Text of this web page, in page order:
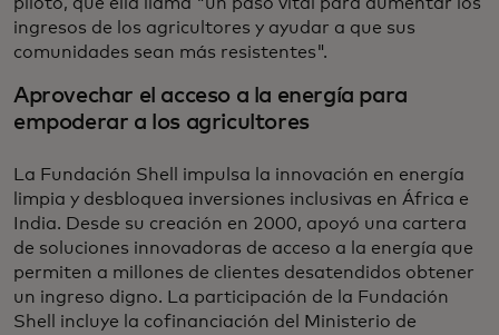
ingresos de los agricultores y ayudar a que sus
comunidades sean más resistentes".
Aprovechar el acceso a la energía para
empoderar a los agricultores
La Fundación Shell impulsa la innovación en energía
limpia y desbloquea inversiones inclusivas en África e
India. Desde su creación en 2000, apoyó una cartera
de soluciones innovadoras de acceso a la energía que
permiten a millones de clientes desatendidos obtener
un ingreso digno. La participación de la Fundación
Shell incluye la cofinanciación del Ministerio de